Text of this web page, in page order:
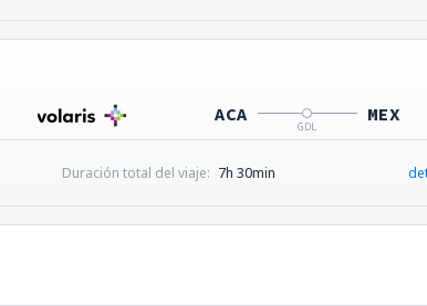
ACA
GDL
MEX
Duración total del viaje: 7h 30min